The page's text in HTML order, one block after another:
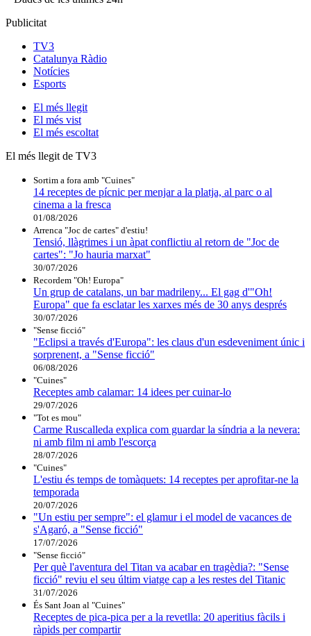
Publicitat
TV3
Catalunya Ràdio
Notícies
Esports
El més llegit
El més vist
El més escoltat
El més llegit de TV3
Sortim a fora amb "Cuines"
14 receptes de pícnic per menjar a la platja, al parc o al
cinema a la fresca
01/08/2026
Arrenca "Joc de cartes" d'estiu!
Tensió, llàgrimes i un àpat conflictiu al retorn de "Joc de
cartes": "Jo hauria marxat"
30/07/2026
Recordem "Oh! Europa"
Un grup de catalans, un bar madrileny... El gag d'"Oh!
Europa" que fa esclatar les xarxes més de 30 anys després
30/07/2026
"Sense ficció"
"Eclipsi a través d'Europa": les claus d'un esdeveniment únic i
sorprenent, a "Sense ficció"
06/08/2026
"Cuines"
Receptes amb calamar: 14 idees per cuinar-lo
29/07/2026
"Tot es mou"
Carme Ruscalleda explica com guardar la síndria a la nevera:
ni amb film ni amb l'escorça
28/07/2026
"Cuines"
L'estiu és temps de tomàquets: 14 receptes per aprofitar-ne la
temporada
20/07/2026
"Un estiu per sempre": el glamur i el model de vacances de
s'Agaró, a "Sense ficció"
17/07/2026
"Sense ficció"
Per què l'aventura del Titan va acabar en tragèdia?: "Sense
ficció" reviu el seu últim viatge cap a les restes del Titanic
31/07/2026
És Sant Joan al "Cuines"
Receptes de pica-pica per a la revetlla: 20 aperitius fàcils i
ràpids per compartir